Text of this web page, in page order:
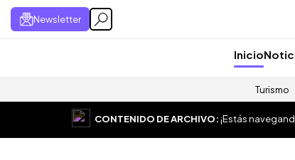
Newsletter
Inicio
Turismo
CONTENIDO DE ARCHIVO:¡Estás